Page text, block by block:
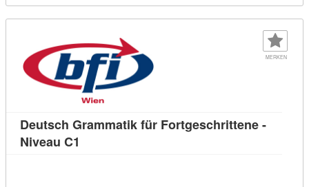
MERKEN
Deutsch Grammatik für Fortgeschrittene -
Niveau C1